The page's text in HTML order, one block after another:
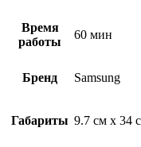
Время
работы
60 мин
Бренд Samsung
Габариты 9.7 см х 34